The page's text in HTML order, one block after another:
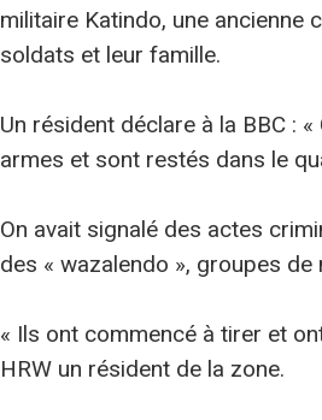
militaire Katindo, une ancienne
soldats et leur famille.
Un résident déclare à la BBC :
armes et sont restés dans le
On avait signalé des actes
des « wazalendo », groupes
« Ils ont commencé à tirer et
HRW un résident de la zone.